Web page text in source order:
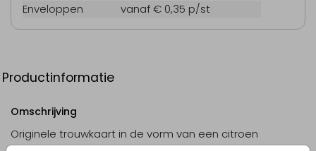
Enveloppen
vanaf € 0,35 p/st
Productinformatie
Omschrijving
Originele trouwkaart in de vorm van een citroen